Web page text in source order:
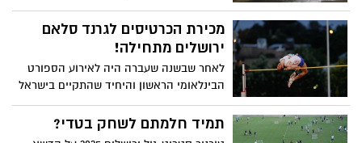
בישראל | יום שישי, 23 במאי 2025, מתחם
הרכבת הראשונה בירושלים | מסלולי הרכיבה:
הבירה ירושלים והסביבה
מכירת הכרטיסים לגרנד סלאם
ירושלים מתחילה!
לאחר שבשנה שעברה היה לאירוע הספורט
הבינלאומי הראשון והיחיד שהתקיים בישראל
וזכה להצלחה גדולה, גראנד סלאם ירושלים
חוזר לעיר הבירה גם השנה
תמיד חלמתם לשחק בטדי?